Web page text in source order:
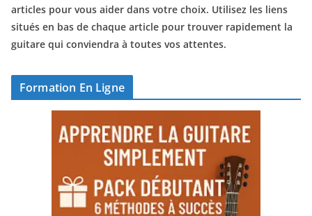
articles pour vous aider dans votre choix. Utilisez les liens
situés en bas de chaque article pour trouver rapidement la
guitare qui conviendra à toutes vos attentes.
Formation En Ligne